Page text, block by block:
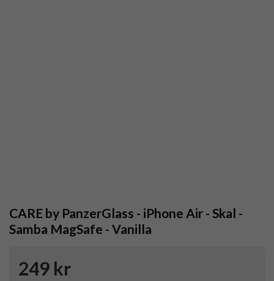
CARE by PanzerGlass - iPhone Air - Skal -
Samba MagSafe - Vanilla
249 kr